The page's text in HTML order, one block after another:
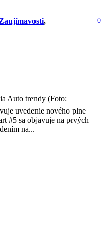
, 0
Auto trendy (Foto:
uvedenie nového plne
#5 sa objavuje na prvých
na...